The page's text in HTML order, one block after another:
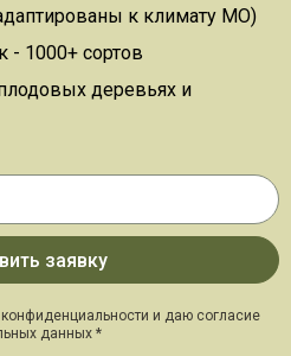
к климату МО)
- 1000+ сортов
деревьях и
и даю согласие
данных *